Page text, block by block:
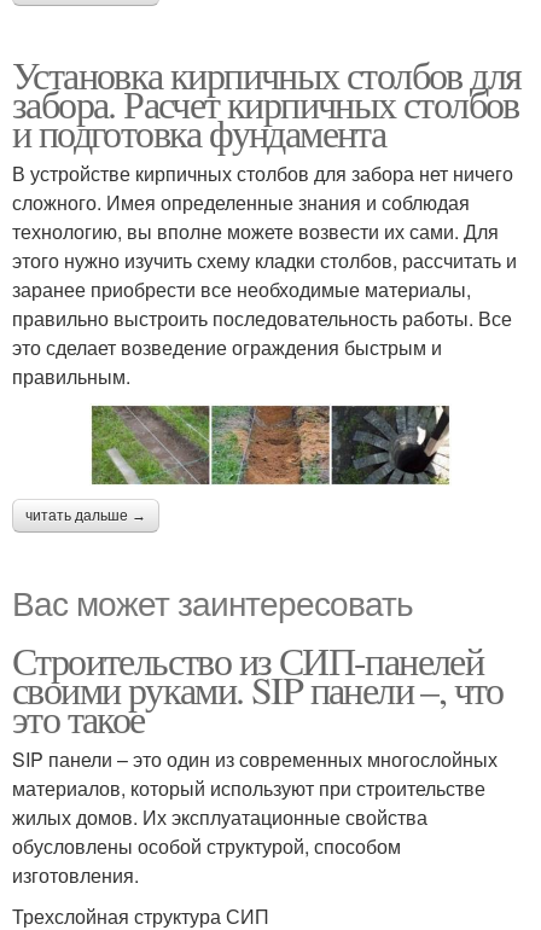
Установка кирпичных столбов для
забора. Расчет кирпичных столбов
и подготовка фундамента
В устройстве кирпичных столбов для забора нет ничего
сложного. Имея определенные знания и соблюдая
технологию, вы вполне можете возвести их сами. Для
этого нужно изучить схему кладки столбов, рассчитать и
заранее приобрести все необходимые материалы,
правильно выстроить последовательность работы. Все
это сделает возведение ограждения быстрым и
правильным.
читать дальше →
Вас может заинтересовать
Строительство из СИП-панелей
своими руками. SIP панели –, что
это такое
SIP панели – это один из современных многослойных
материалов, который используют при строительстве
жилых домов. Их эксплуатационные свойства
обусловлены особой структурой, способом
изготовления.
Трехслойная структура СИП